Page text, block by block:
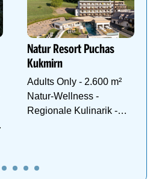
Natur Resort Puchas
Kukmirn
Adults Only - 2.600 m²
Natur-Wellness -
Regionale Kulinarik -